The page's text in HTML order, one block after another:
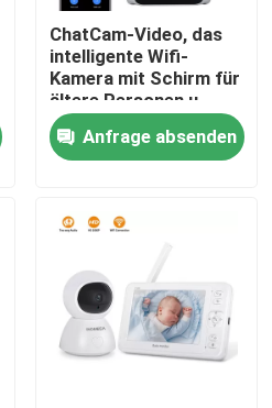
ChatCam-Video, das
intelligente Wifi-
Kamera mit Schirm für
ältere Personen u.
Kinder nennt
Anfrage absenden